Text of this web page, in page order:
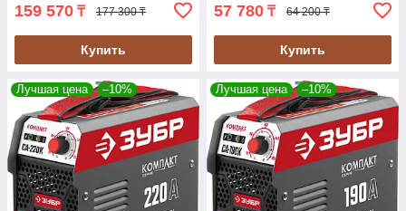
159 570 ₸ 177 300 ₸
Купить
57 780 ₸ 64 200 ₸
Купить
Лучшая цена –10% Лучшая цена –10%